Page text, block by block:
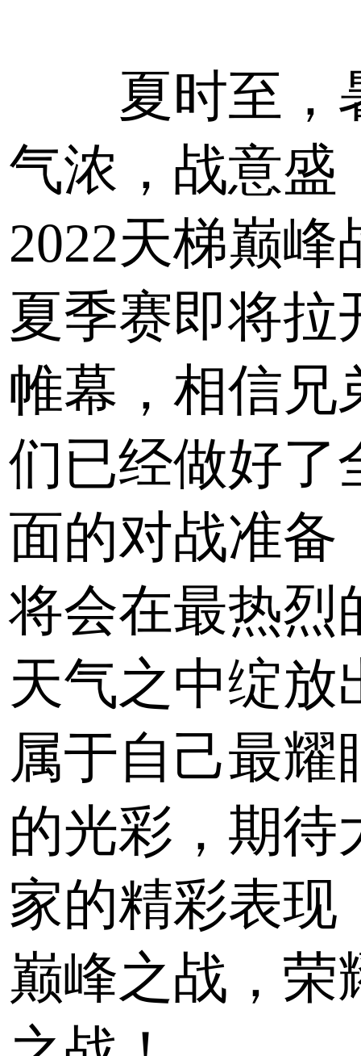
夏时至，
气浓，战意盛
2022天梯巅峰
夏季赛即将拉
帷幕，相信兄
们已经做好了
面的对战准备
将会在最热烈
天气之中绽放
属于自己最耀
的光彩，期待
家的精彩表现
巅峰之战，荣